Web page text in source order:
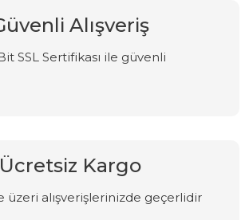
Alışveriş
SSL Sertifikası ile güvenli
Ücretsiz Kargo
üzeri alışverişlerinizde geçerlidir